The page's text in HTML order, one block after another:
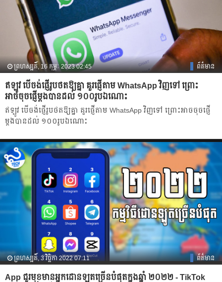
ព្រហស្បតិ៍, 16 កុម្ភៈ 2023 02:45 ព័ត៌មាន
ឥឡូវ បើចង់ផ្ញើរូបថតឱ្យគ្នា គួរផ្ញើតាម WhatsApp វិញទៅ ព្រោះ
អាចចុចផ្ញើម្តងបាន​ដល់ ១០០រូបឯណោះ
ឥឡូវ បើចង់ផ្ញើរូបថតឱ្យគ្នា គួរផ្ញើតាម WhatsApp វិញទៅ ព្រោះអាចចុចផ្ញើ
ម្តងបាន​ដល់ ១០០រូបឯណោះ
ព្រហស្បតិ៍, 3 វិច្ឆិកា 2022 07:11 ព័ត៌មាន
App ជួរមុខមានអ្នកដោនឡូតច្រើនបំផុតក្នុងឆ្នាំ ២០២២ - TikTok